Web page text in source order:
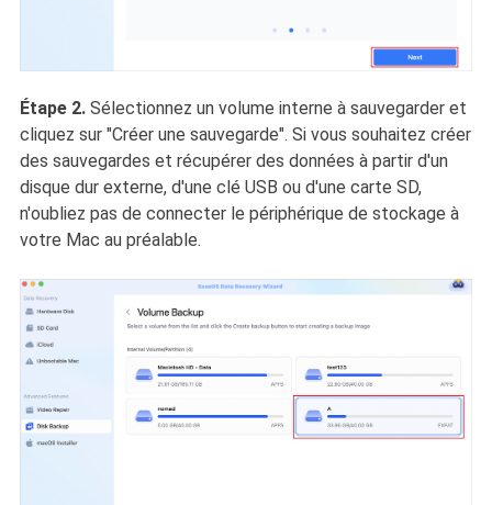
Étape 2. Sélectionnez un volume interne à sauvegarder et
cliquez sur "Créer une sauvegarde". Si vous souhaitez créer
des sauvegardes et récupérer des données à partir d'un
disque dur externe, d'une clé USB ou d'une carte SD,
n'oubliez pas de connecter le périphérique de stockage à
votre Mac au préalable.